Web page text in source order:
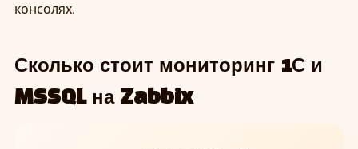
консолях.
Сколько стоит мониторинг 1С и
MSSQL на Zabbix